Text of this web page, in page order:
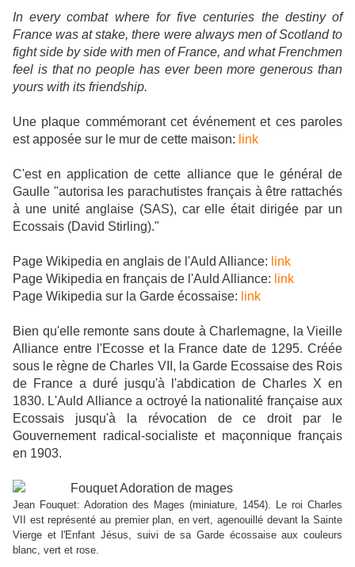
In every combat where for five centuries the destiny of
France was at stake, there were always men of Scotland to
fight side by side with men of France, and what Frenchmen
feel is that no people has ever been more generous than
yours with its friendship.
Une plaque commémorant cet événement et ces paroles
est apposée sur le mur de cette maison: link
C'est en application de cette alliance que le général de
Gaulle "autorisa les parachutistes français à être rattachés
à une unité anglaise (SAS), car elle était dirigée par un
Ecossais (David Stirling)."
Page Wikipedia en anglais de l'Auld Alliance: link
Page Wikipedia en français de l'Auld Alliance: link
Page Wikipedia sur la Garde écossaise: link
Bien qu'elle remonte sans doute à Charlemagne, la Vieille
Alliance entre l'Ecosse et la France date de 1295. Créée
sous le règne de Charles VII, la Garde Ecossaise des Rois
de France a duré jusqu'à l'abdication de Charles X en
1830. L'Auld Alliance a octroyé la nationalité française aux
Ecossais jusqu'à la révocation de ce droit par le
Gouvernement radical-socialiste et maçonnique français
en 1903.
Jean Fouquet: Adoration des Mages (miniature, 1454). Le roi Charles
VII est représenté au premier plan, en vert, agenouillé devant la Sainte
Vierge et l'Enfant Jésus, suivi de sa Garde écossaise aux couleurs
blanc, vert et rose.